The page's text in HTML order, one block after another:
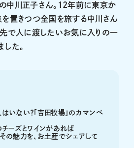
中川正子さん。12年前に東京か
を置きつつ全国を旅する中川さん
先で人に渡したいお気に入りの一
た。
いない？「吉田牧場」のカマンベ
チーズとワインがあれば
の魅力を、お土産でシェアして